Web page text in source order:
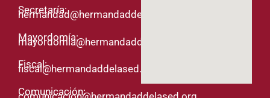
Secretaría:
hermandad@hermandaddelased.org
Mayordomía:
mayordomia@hermandaddelased.org
Fiscal:
fiscal@hermandaddelased.org
Comunicación: